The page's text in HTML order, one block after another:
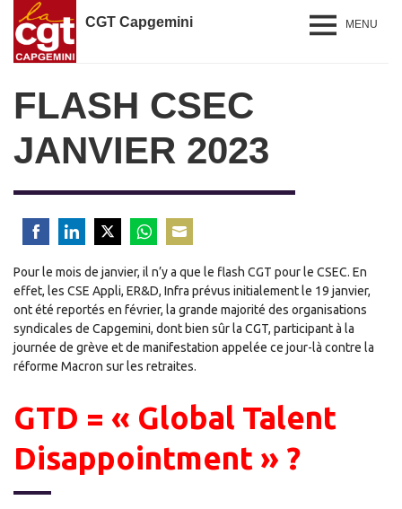
CGT Capgemini MENU
FLASH CSEC
JANVIER 2023
on
Facebook
on
LinkedIn
on
Twitter
on
WhatsApp
on
Email
Pour le mois de janvier, il n’y a que le flash CGT pour le CSEC. En
effet, les CSE Appli, ER&D, Infra prévus initialement le 19 janvier,
ont été reportés en février, la grande majorité des organisations
syndicales de Capgemini, dont bien sûr la CGT, participant à la
journée de grève et de manifestation appelée ce jour-là contre la
réforme Macron sur les retraites.
GTD = « Global Talent
Disappointment » ?